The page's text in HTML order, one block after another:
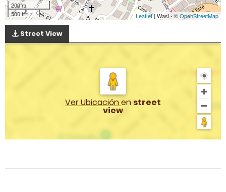
200 m
500 ft
Leaflet| Wasi - ©OpenStreetMap
Street View
Ver Ubicaciónen street
view